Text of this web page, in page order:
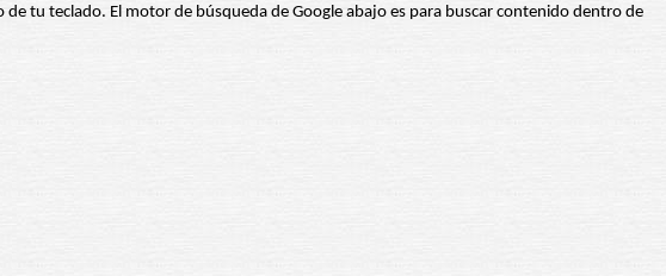
tu teclado. El motor de búsqueda de Google abajo es para buscar contenido dentro de